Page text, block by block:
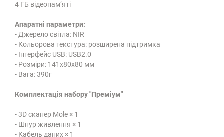
4 ГБ відеопам’яті
Апаратні параметри:
- Джерело світла: NIR
- Кольорова текстура: розширена підтримка
- Інтерфейс USB: USB2.0
- Розміри: 141x80x80 мм
- Вага: 390г
Комплектація набору "Преміум"
- 3D сканер Mole × 1
- Шнур живлення × 1
- Кабель даних × 1